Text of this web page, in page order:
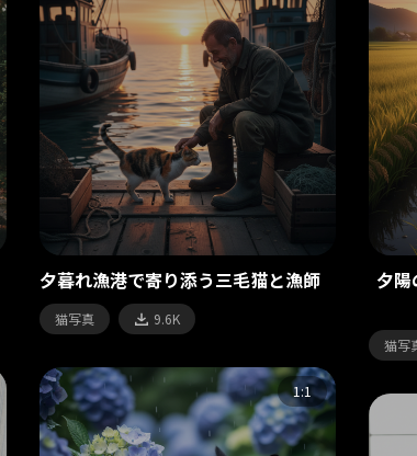
夕暮れ漁港で寄り添う三毛猫と漁師
猫写真 9.6K
夕
猫写
1:1